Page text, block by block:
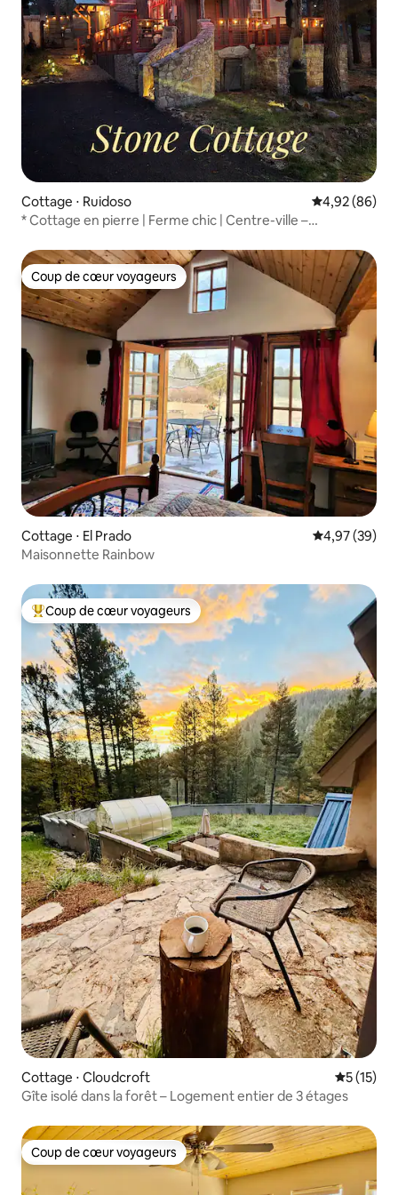
Cottage ⋅ Ruidoso Évaluation
4,92 (86)
* Cottage en pierre | Ferme chic | Centre-ville –
Coup de cœur voyageurs
Coup de cœur voyageurs
Cottage ⋅ El Prado Évaluation
4,97 (39)
Maisonnette Rainbow
Coups de cœur voyageurs les plus appréciés
Coup de cœur voyageurs
Cottage ⋅ Cloudcroft
5 (15)
Gîte isolé dans la forêt – Logement entier de 3 étages
Coup de cœur voyageurs
Coup de cœur voyageurs